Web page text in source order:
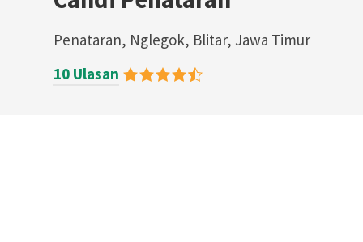
Penataran, Nglegok, Blitar, Jawa Timur
10 Ulasan